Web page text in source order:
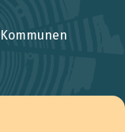
Kommunen